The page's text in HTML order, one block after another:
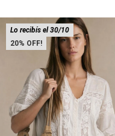
20
Lo recibís el 30/10